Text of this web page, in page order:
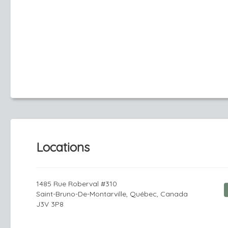
Locations
1485 Rue Roberval #310
Saint-Bruno-De-Montarville, Québec, Canada
J3V 3P8